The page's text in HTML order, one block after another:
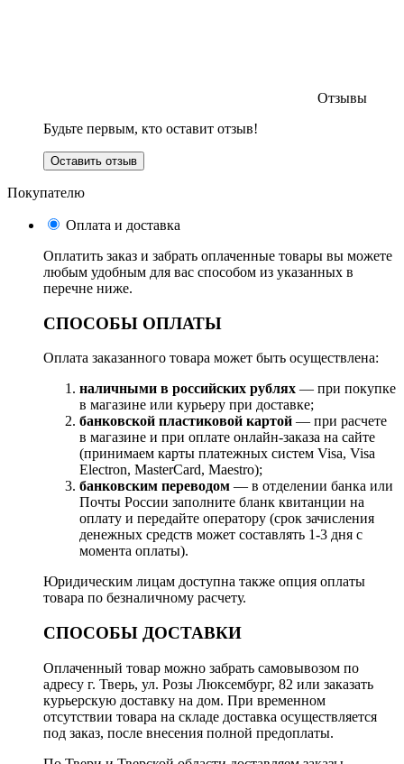
Отзывы
Будьте первым, кто оставит отзыв!
Оставить отзыв
Покупателю
Оплата и доставка
Оплатить заказ и забрать оплаченные товары вы можете
любым удобным для вас способом из указанных в
перечне ниже.
СПОСОБЫ ОПЛАТЫ
Оплата заказанного товара может быть осуществлена:
наличными в российских рублях — при покупке
в магазине или курьеру при доставке;
банковской пластиковой картой — при расчете
в магазине и при оплате онлайн-заказа на сайте
(принимаем карты платежных систем Visa, Visa
Electron, MasterCard, Maestro);
банковским переводом — в отделении банка или
Почты России заполните бланк квитанции на
оплату и передайте оператору (срок зачисления
денежных средств может составлять 1-3 дня с
момента оплаты).
Юридическим лицам доступна также опция оплаты
товара по безналичному расчету.
СПОСОБЫ ДОСТАВКИ
Оплаченный товар можно забрать самовывозом по
адресу г. Тверь, ул. Розы Люксембург, 82 или заказать
курьерскую доставку на дом. При временном
отсутствии товара на складе доставка осуществляется
под заказ, после внесения полной предоплаты.